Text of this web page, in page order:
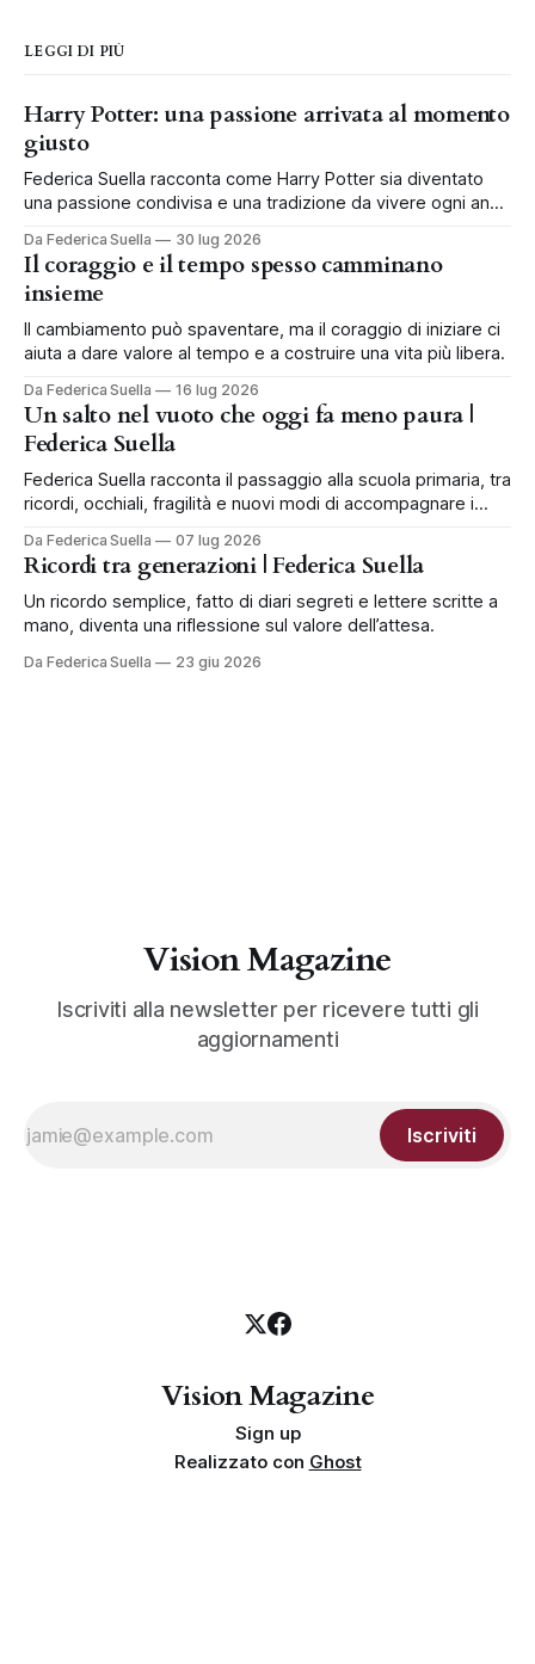
LEGGI DI PIÙ
Harry Potter: una passione arrivata al momento
giusto
Federica Suella racconta come Harry Potter sia diventato
una passione condivisa e una tradizione da vivere ogni anno
Da Federica Suella 30 lug 2026
Il coraggio e il tempo spesso camminano
insieme
Il cambiamento può spaventare, ma il coraggio di iniziare ci
aiuta a dare valore al tempo e a costruire una vita più libera.
Da Federica Suella 16 lug 2026
Un salto nel vuoto che oggi fa meno paura |
Federica Suella
Federica Suella racconta il passaggio alla scuola primaria, tra
ricordi, occhiali, fragilità e nuovi modi di accompagnare i
Da Federica Suella 07 lug 2026
Ricordi tra generazioni | Federica Suella
Un ricordo semplice, fatto di diari segreti e lettere scritte a
mano, diventa una riflessione sul valore dell’attesa.
Da Federica Suella 23 giu 2026
Vision Magazine
Iscriviti alla newsletter per ricevere tutti gli
aggiornamenti
Iscriviti
Vision Magazine
Sign up
Realizzato con Ghost